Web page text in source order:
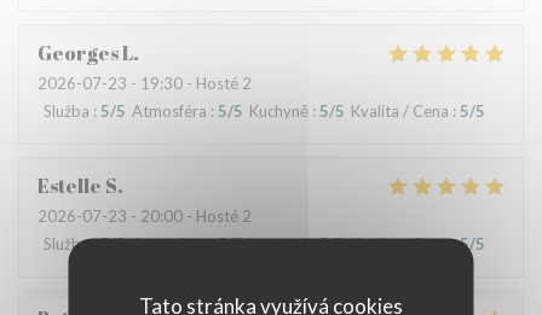
Tato stránka využívá cookies
GeorgesL
2026-07-23 - 19:30 - Hosté 2
Služba : 5/5 Atmosféra : 5/5 Kuchyně : 5/5 Kvalita / Cena : 5/5
Estelle S
2026-07-23 - 20:00 - Hosté 2
Služba:5/5 Atmosféra:5/5 Kuchyně:5/5 Kvalita / Cena:5/5